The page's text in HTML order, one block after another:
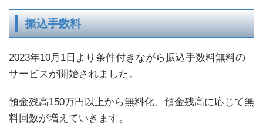
振込手数料
2023年10月1日より条件付きながら振込手数料無料の
サービスが開始されました。
預金残高150万円以上から無料化、預金残高に応じて無
料回数が増えていきます。